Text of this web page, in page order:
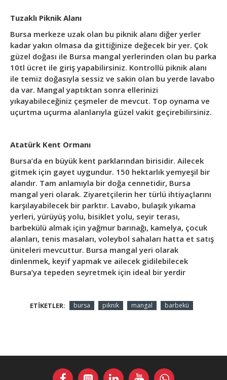
Tuzaklı Piknik Alanı
Bursa merkeze uzak olan bu piknik alanı diğer yerler
kadar yakın olmasa da gittiğinize değecek bir yer. Çok
güzel doğası ile Bursa mangal yerlerinden olan bu parka
10tl ücret ile giriş yapabilirsiniz. Kontrollü piknik alanı
ile temiz doğasıyla sessiz ve sakin olan bu yerde lavabo
da var. Mangal yaptıktan sonra ellerinizi
yıkayabileceğiniz çeşmeler de mevcut. Top oynama ve
uçurtma uçurma alanlarıyla güzel vakit geçirebilirsiniz.
Atatürk Kent Ormanı
Bursa’da en büyük kent parklarından birisidir. Ailecek
gitmek için gayet uygundur. 150 hektarlık yemyeşil bir
alandır. Tam anlamıyla bir doğa cennetidir, Bursa
mangal yeri olarak. Ziyaretçilerin her türlü ihtiyaçlarını
karşılayabilecek bir parktır. Lavabo, bulaşık yıkama
yerleri, yürüyüş yolu, bisiklet yolu, seyir terası,
barbekülü almak için yağmur barınağı, kamelya, çocuk
alanları, tenis masaları, voleybol sahaları hatta et satış
üniteleri mevcuttur. Bursa mangal yeri olarak
dinlenmek, keyif yapmak ve ailecek gidilebilecek
Bursa’ya tepeden seyretmek için ideal bir yerdir
ETIKETLER: bursa piknik mangal barbekü